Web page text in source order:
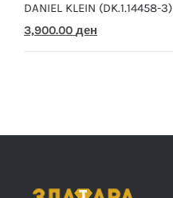
was:
7,490.00 ден.
is:
3,900.00 ден.
DANIEL KLEIN (DK.1.14458-3)
Original
3,900.00 ден